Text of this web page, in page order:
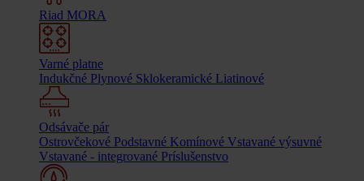
Riad MORA
Varné platne
Indukčné Plynové Sklokeramické Liatinové
Odsávače pár
Ostrovčekové Podstavné Komínové Vstavané výsuvné
Vstavané - integrované Príslušenstvo